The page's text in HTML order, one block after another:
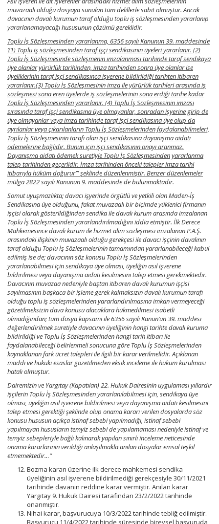
muvazaalı olduğu dosyaya sunulan tüm delillerle sabit olmuştur. Ancak
davacının davalı kurumun taraf olduğu toplu iş sözleşmesinden yararlanıp
yararlanamayacağı hususunun çözümü gereklidir.
Toplu İş Sözleşmesinden yararlanma, 6356 sayılı Kanunun 39. maddesinde
‘(1) Toplu iş sözleşmesinden taraf işçi sendikasının üyeleri yararlanır. (2)
Toplu İş Sözleşmesinde sözleşmenin imzalanması tarihinde taraf sendikaya
üye olanlar yürürlük tarihinden, imza tarihinden sonra üye olanlar ise
üyeliklerinin taraf işçi sendikasınca işverene bildirildiği tarihten itibaren
yararlanır.(3) Toplu İş Sözleşmesinin imza ile yürürlük tarihleri arasında iş
sözleşmesi sona eren üyelerde iş sözleşmelerinin sona erdiği tarihe kadar
Toplu İş Sözleşmesinden yararlanır. (4) Toplu İş Sözleşmesinin imzası
sırasında taraf işçi sendikasına üye olmayanlar, sonradan işyerine girip de
üye olmayanlar veya imza tarihinde taraf işçi sendikasına üye olup da
ayrılanlar veya çıkarılanların Toplu İş Sözleşmelerinden faydalanabilmeleri,
Toplu İş Sözleşmesinin tarafı olan işçi sendikasına dayanışma aidatı
ödemelerine bağlıdır. Bunun için işçi sendikasının onayı aranmaz.
Dayanışma aidatı ödemek suretiyle Toplu İş Sözleşmesinden yararlanma
talep tarihinden geçerlidir. İmza tarihinden önceki talepler imza tarihi
itibarıyla hüküm doğurur’” şeklinde düzenlenmiştir. Benzer düzenlemeler
mülga 2822 sayılı Kanunun 9. maddesinde de bulunmaktadır.
Somut uyuşmazlıkta; davacı işyerinde örgütlü ve yetkili olan Maden-İş
Sendikasına üye olduğunu, fakat muvazaalı bir biçimde yüklenici firmanın
işçisi olarak gösterildiğinden sendika ile davalı kurum arasında imzalanan
Toplu İş Sözleşmesinden yararlandırılmadığını iddia etmiştir. İlk Derece
Mahkemesince davalı kurum ile hizmet alım sözleşmesi imzalanan P.A.Ş.
arasındaki ilişkinin muvazaalı olduğu gerekçesi ile davacı işçinin davalının
taraf olduğu Toplu İş Sözleşmelerinin tamamından yararlanabileceği kabul
edilmiş ise de; davacının söz konusu Toplu İş Sözleşmelerinden
yararlanabilmesi için sendikaya üye olması, üyeliğin asıl işverene
bildirilmesi veya dayanışma aidatı kesilmesini talep etmesi gerekmektedir.
Davacının muvazaa nedeniyle baştan itibaren davalı kurumun işçisi
sayılmasının başkaca bir işleme gerek kalmaksızın davalı kurumun tarafı
olduğu toplu iş sözleşmelerinden yararlandırılmasına imkan vermeyeceği
gözetilmeksizin dava konusu alacaklara hükmedilmesi isabetli
olmadığından; tüm dosya kapsamı ile 6356 sayılı Kanun’un 39. maddesi
değerlendirilmek suretiyle davacının üyeliğinin hangi tarihte davalı kuruma
bildirildiği ve Toplu İş Sözleşmelerinden hangi tarih itibarı ile
faydalanabileceği belirlenmeli sonucuna göre Toplu İş Sözleşmelerinden
kaynaklanan fark ücret talepleri ile ilgili bir karar verilmelidir. Açıklanan
maddi ve hukuki esaslar gözetilmeden eksik inceleme ile hüküm kurulması
hatalı olmuştur.
Dairemizin ve Yargıtay (Kapatılan) 22. Hukuk Dairesinin uygulaması yıllardır
işçilerin Toplu İş Sözleşmesinden yararlanılabilmesi için, sendikaya üye
olması, üyeliğin asıl işverene bildirilmesi veya dayanışma aidatı kesilmesini
talep etmesi gerektiği şeklinde olup onama kararı verilen dosyalarda söz
konusu hususun açıkça istinaf sebebi yapılmadığı, istinaf sebebi
yapılmayan hususların temyiz sebebi de yapılamaması nedeniyle istinaf ve
temyiz sebepleriyle bağlı kalınarak yapılan sınırlı inceleme neticesinde
onama kararlarının verildiği anlaşılmakla anılan dosyalar emsal teşkil
etmemektedir…”
Bozma kararı üzerine ilk derece mahkemesi sendika
üyeliğinin asıl işverene bildirilmediği gerekçesiyle 30/11/2021
tarihinde davanın reddine karar vermiştir. Anılan karar
Yargıtay 9. Hukuk Dairesi tarafından 23/2/2022 tarihinde
onanmıştır.
Nihai karar, başvurucuya 10/3/2022 tarihinde tebliğ edilmiştir.
Başvurucu 11/4/2022 tarihinde süresinde bireysel başvuruda